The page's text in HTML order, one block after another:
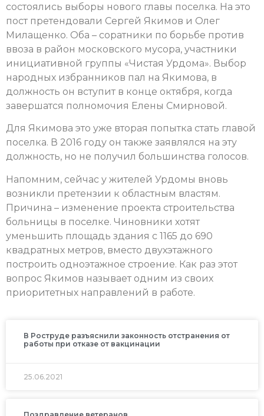
состоялись выборы нового главы поселка. На это
пост претендовали Сергей Якимов и Олег
Милащенко. Оба – соратники по борьбе против
ввоза в район московского мусора, участники
инициативной группы «Чистая Урдома». Выбор
народных избранников пал на Якимова, в
должность он вступит в конце октября, когда
завершатся полномочия Елены Смирновой.
Для Якимова это уже вторая попытка стать главой
поселка. В 2016 году он также заявлялся на эту
должность, но не получил большинства голосов.
Напомним, сейчас у жителей Урдомы вновь
возникли претензии к областным властям.
Причина – изменение проекта строительства
больницы в поселке. Чиновники хотят
уменьшить площадь здания с 1165 до 690
квадратных метров, вместо двухэтажного
построить одноэтажное строение. Как раз этот
вопрос Якимов называет одним из своих
приоритетных направлений в работе.
В Роструде разъяснили законность отстранения от
работы при отказе от вакцинации
25.06.2021